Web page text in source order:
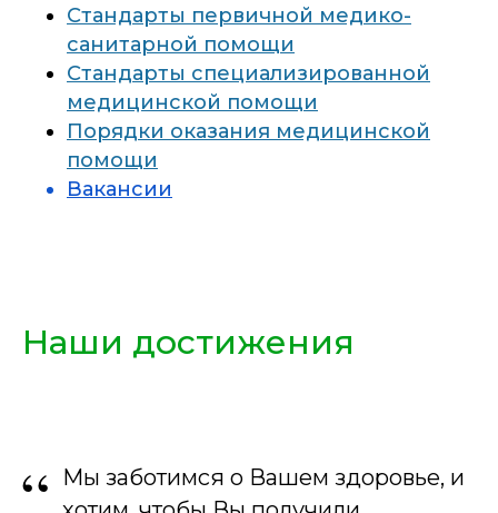
Стандарты первичной медико-
санитарной помощи
Стандарты специализированной
медицинской помощи
Порядки оказания медицинской
помощи
Вакансии
Наши достижения
“
Мы заботимся о Вашем здоровье, и